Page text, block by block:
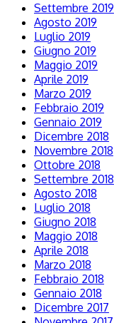
Settembre 2019
Agosto 2019
Luglio 2019
Giugno 2019
Maggio 2019
Aprile 2019
Marzo 2019
Febbraio 2019
Gennaio 2019
Dicembre 2018
Novembre 2018
Ottobre 2018
Settembre 2018
Agosto 2018
Luglio 2018
Giugno 2018
Maggio 2018
Aprile 2018
Marzo 2018
Febbraio 2018
Gennaio 2018
Dicembre 2017